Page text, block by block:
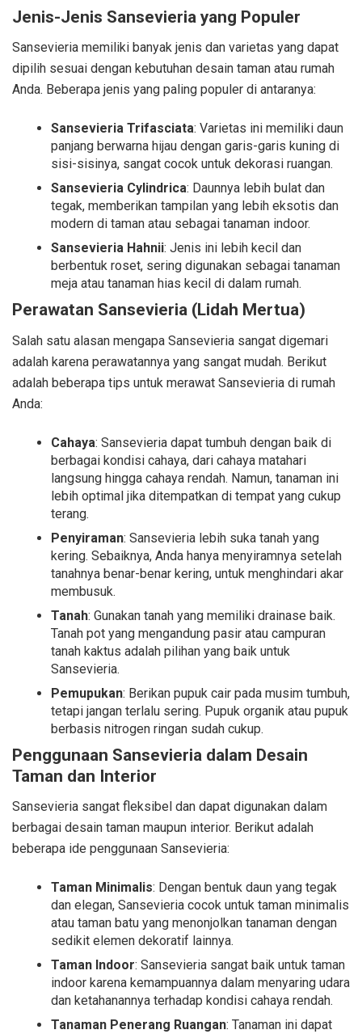
Jenis-Jenis Sansevieria yang Populer
Sansevieria memiliki banyak jenis dan varietas yang dapat
dipilih sesuai dengan kebutuhan desain taman atau rumah
Anda. Beberapa jenis yang paling populer di antaranya:
Sansevieria Trifasciata: Varietas ini memiliki daun
panjang berwarna hijau dengan garis-garis kuning di
sisi-sisinya, sangat cocok untuk dekorasi ruangan.
Sansevieria Cylindrica: Daunnya lebih bulat dan
tegak, memberikan tampilan yang lebih eksotis dan
modern di taman atau sebagai tanaman indoor.
Sansevieria Hahnii: Jenis ini lebih kecil dan
berbentuk roset, sering digunakan sebagai tanaman
meja atau tanaman hias kecil di dalam rumah.
Perawatan Sansevieria (Lidah Mertua)
Salah satu alasan mengapa Sansevieria sangat digemari
adalah karena perawatannya yang sangat mudah. Berikut
adalah beberapa tips untuk merawat Sansevieria di rumah
Anda:
Cahaya: Sansevieria dapat tumbuh dengan baik di
berbagai kondisi cahaya, dari cahaya matahari
langsung hingga cahaya rendah. Namun, tanaman ini
lebih optimal jika ditempatkan di tempat yang cukup
terang.
Penyiraman: Sansevieria lebih suka tanah yang
kering. Sebaiknya, Anda hanya menyiramnya setelah
tanahnya benar-benar kering, untuk menghindari akar
membusuk.
Tanah: Gunakan tanah yang memiliki drainase baik.
Tanah pot yang mengandung pasir atau campuran
tanah kaktus adalah pilihan yang baik untuk
Sansevieria.
Pemupukan: Berikan pupuk cair pada musim tumbuh,
tetapi jangan terlalu sering. Pupuk organik atau pupuk
berbasis nitrogen ringan sudah cukup.
Penggunaan Sansevieria dalam Desain
Taman dan Interior
Sansevieria sangat fleksibel dan dapat digunakan dalam
berbagai desain taman maupun interior. Berikut adalah
beberapa ide penggunaan Sansevieria:
Taman Minimalis: Dengan bentuk daun yang tegak
dan elegan, Sansevieria cocok untuk taman minimalis
atau taman batu yang menonjolkan tanaman dengan
sedikit elemen dekoratif lainnya.
Taman Indoor: Sansevieria sangat baik untuk taman
indoor karena kemampuannya dalam menyaring udara
dan ketahanannya terhadap kondisi cahaya rendah.
Tanaman Penerang Ruangan: Tanaman ini dapat